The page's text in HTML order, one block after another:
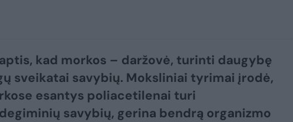
kad morkos – daržovė, turinti daugybę
sveikatai savybių. Moksliniai tyrimai įrodė,
esantys poliacetilenai turi
savybių, gerina bendrą organizmo